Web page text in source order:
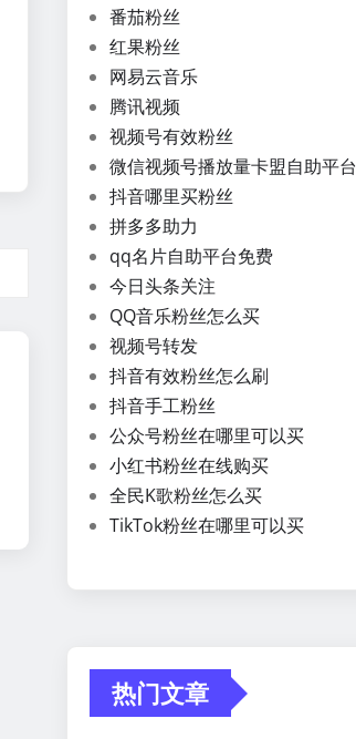
番茄粉丝
红果粉丝
网易云音乐
腾讯视频
视频号有效粉丝
微信视频号播放量卡盟自助平台
抖音哪里买粉丝
拼多多助力
qq名片自助平台免费
今日头条关注
QQ音乐粉丝怎么买
视频号转发
抖音有效粉丝怎么刷
抖音手工粉丝
公众号粉丝在哪里可以买
小红书粉丝在线购买
全民K歌粉丝怎么买
TikTok粉丝在哪里可以买
热门文章